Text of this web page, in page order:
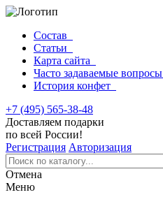
Состав
Статьи
Карта сайта
Часто задаваемые вопросы
История конфет
+7 (495) 565-38-48
Доставляем подарки
по всей России!
Регистрация Авторизация
Отмена
Меню